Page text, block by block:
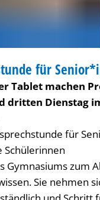
für
Tablet machen
dritten Dienstag
für
Schülerinnen
Gymnasiums zum
Sie nehmen